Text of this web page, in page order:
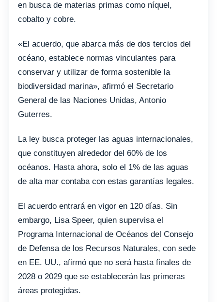
en busca de materias primas como níquel,
cobalto y cobre.
«El acuerdo, que abarca más de dos tercios del
océano, establece normas vinculantes para
conservar y utilizar de forma sostenible la
biodiversidad marina», afirmó el Secretario
General de las Naciones Unidas, Antonio
Guterres.
La ley busca proteger las aguas internacionales,
que constituyen alrededor del 60% de los
océanos. Hasta ahora, solo el 1% de las aguas
de alta mar contaba con estas garantías legales.
El acuerdo entrará en vigor en 120 días. Sin
embargo, Lisa Speer, quien supervisa el
Programa Internacional de Océanos del Consejo
de Defensa de los Recursos Naturales, con sede
en EE. UU., afirmó que no será hasta finales de
2028 o 2029 que se establecerán las primeras
áreas protegidas.